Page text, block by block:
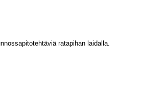
ratapihan laidalla.